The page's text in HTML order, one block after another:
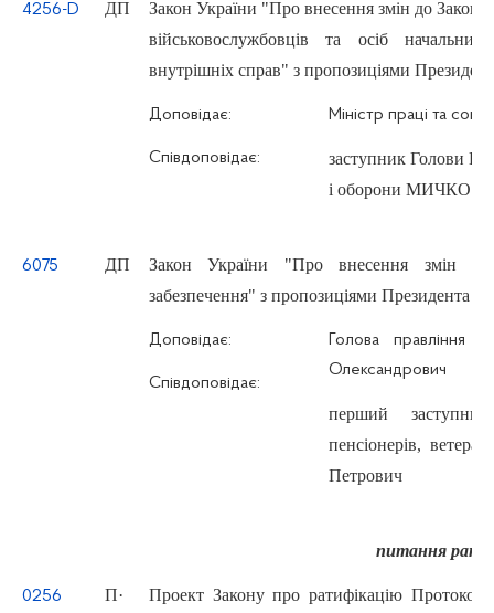
4256-D ДП
Закон України "Про внесення змін до
військовослужбовців та осіб
внутрішніх справ" з пропозиціями
Доповідає:
Співдоповідає:
Міністр праці та
заступник Голови
і оборони МИЧКО
6075 ДП
Закон України "Про внесення змін
забезпечення" з пропозиціями Президента
Доповідає:
Співдоповідає:
Голова
Олександрович
перший
пенсіонерів,
Петрович
питання
0256 П·
Проект Закону про ратифікацію